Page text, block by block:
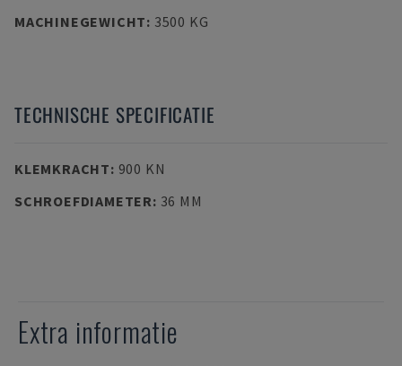
MACHINEGEWICHT: 3500 KG
TECHNISCHE SPECIFICATIE
KLEMKRACHT: 900 KN
SCHROEFDIAMETER: 36 MM
Extra informatie